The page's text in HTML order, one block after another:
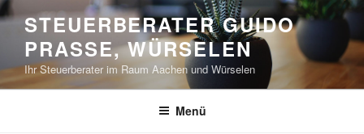
Zum
Inhalt
springen
STEUERBERATER GUIDO
PRASSE, WÜRSELEN
Ihr Steuerberater im Raum Aachen und Würselen
Menü